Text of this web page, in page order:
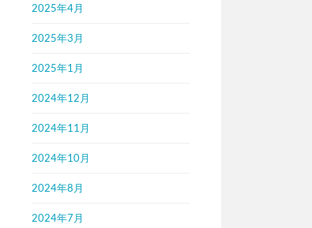
2025年4月
2025年3月
2025年1月
2024年12月
2024年11月
2024年10月
2024年8月
2024年7月